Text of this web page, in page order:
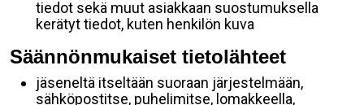
tiedot sekä muut asiakkaan suostumuksella
kerätyt tiedot, kuten henkilön kuva
Säännönmukaiset tietolähteet
jäseneltä itseltään suoraan järjestelmään,
sähköpostitse, puhelimitse, lomakkeella,